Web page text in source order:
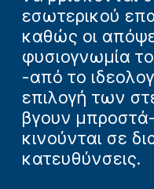
εσωτερικού
καθώς οι
φυσιογνωμία
-από το
επιλογή των
βγουν
κινούνται σε
κατευθύνσεις.